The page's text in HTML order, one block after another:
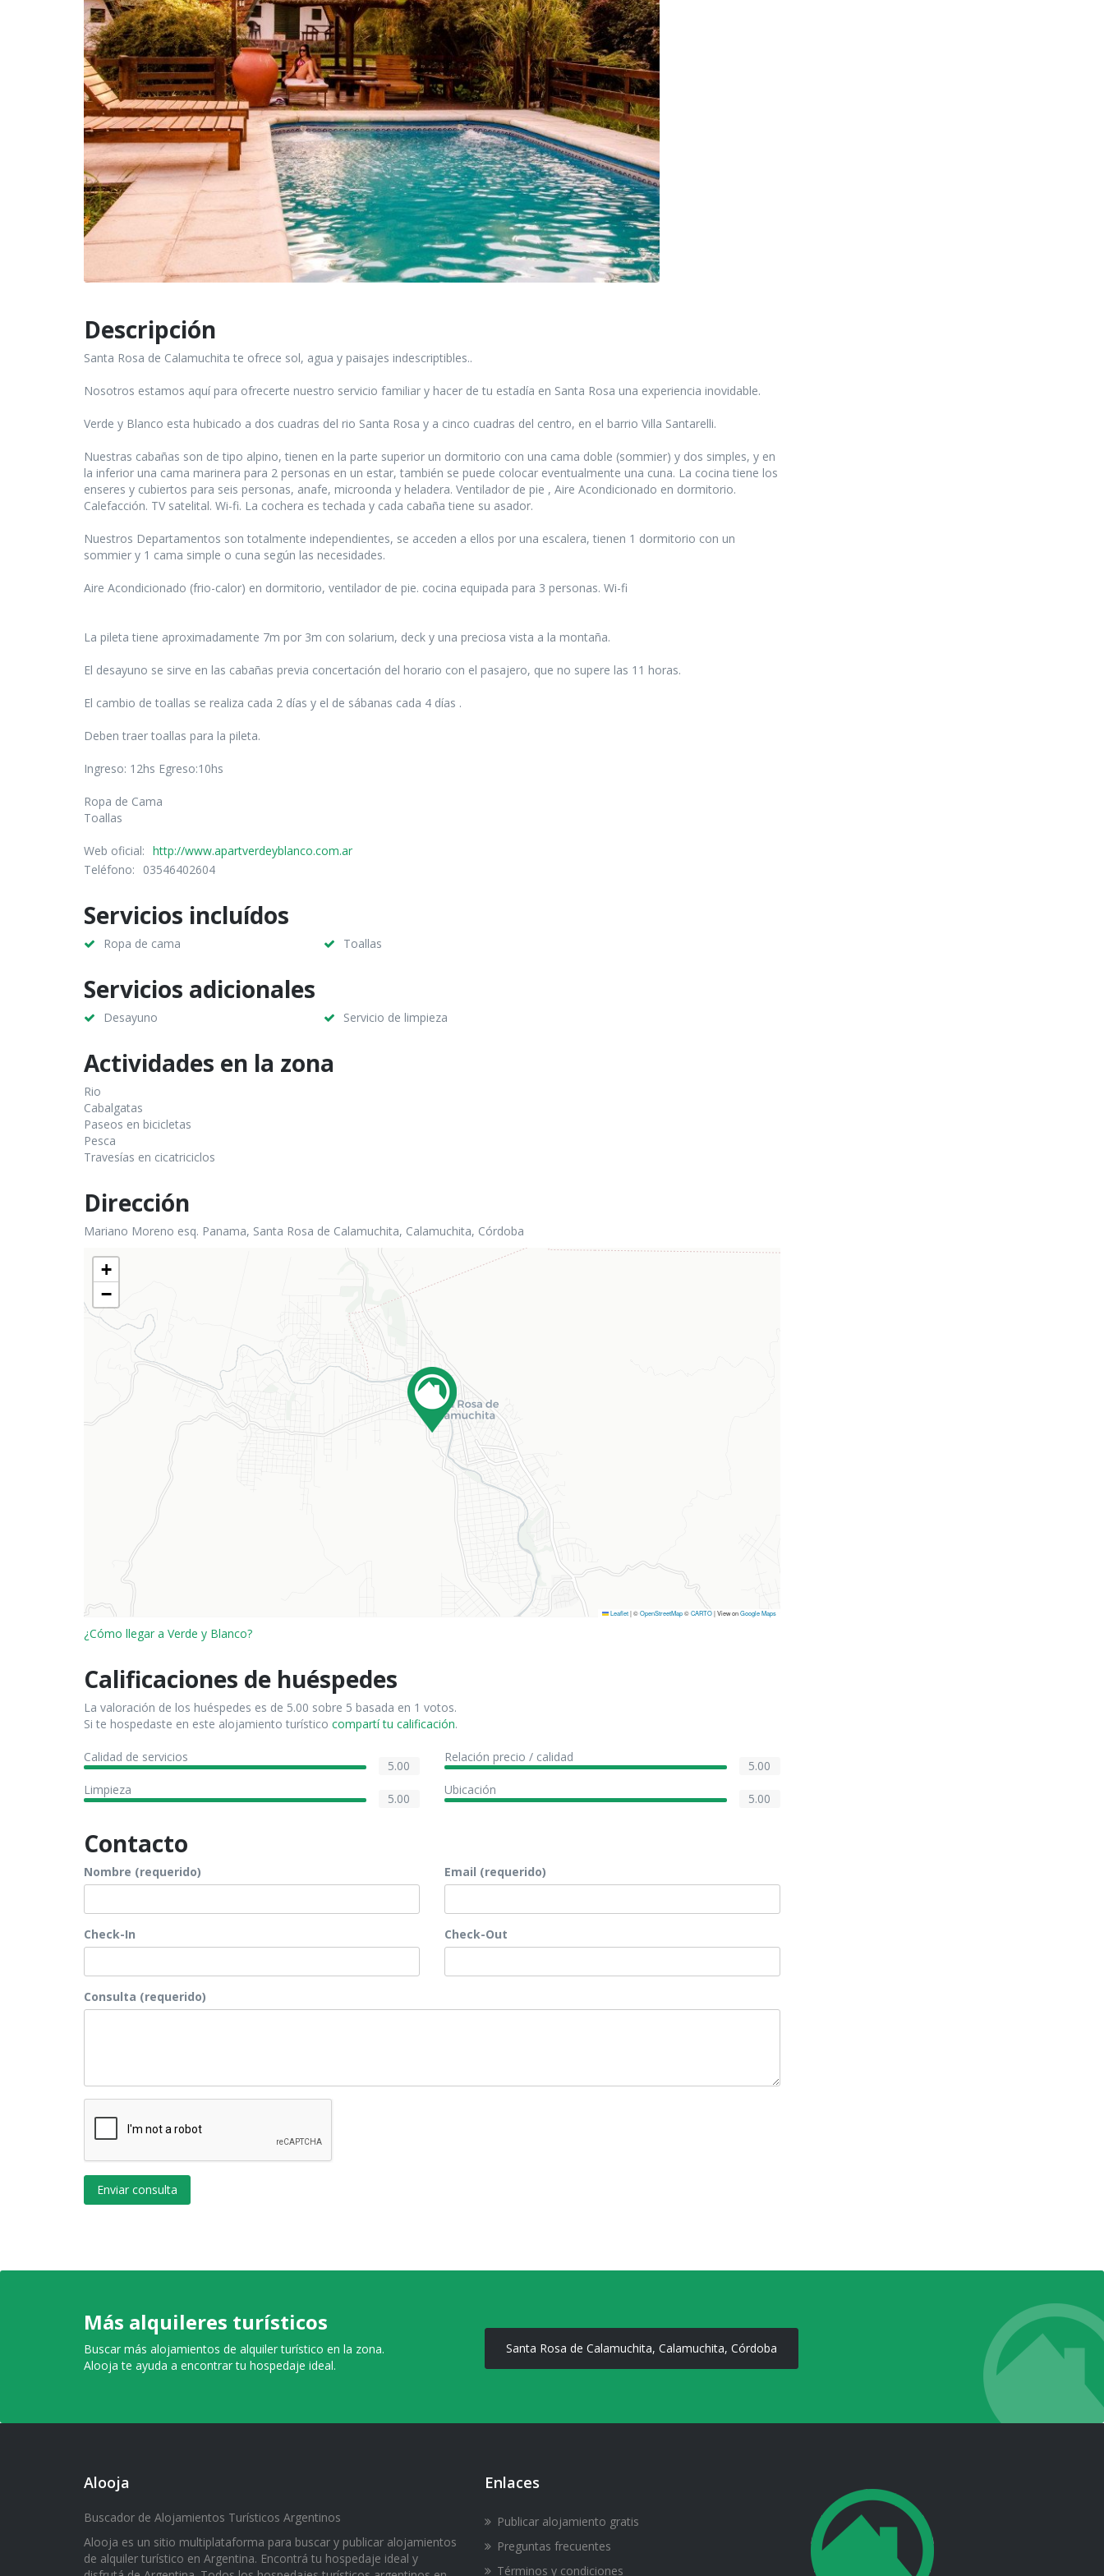
Descripción
Santa Rosa de Calamuchita te ofrece sol, agua y paisajes indescriptibles..
Nosotros estamos aquí para ofrecerte nuestro servicio familiar y hacer de tu estadía en Santa Rosa una experiencia inovidable.
Verde y Blanco esta hubicado a dos cuadras del rio Santa Rosa y a cinco cuadras del centro, en el barrio Villa Santarelli.
Nuestras cabañas son de tipo alpino, tienen en la parte superior un dormitorio con una cama doble (sommier) y dos simples, y en
la inferior una cama marinera para 2 personas en un estar, también se puede colocar eventualmente una cuna. La cocina tiene los
enseres y cubiertos para seis personas, anafe, microonda y heladera. Ventilador de pie , Aire Acondicionado en dormitorio.
Calefacción. TV satelital. Wi-fi. La cochera es techada y cada cabaña tiene su asador.
Nuestros Departamentos son totalmente independientes, se acceden a ellos por una escalera, tienen 1 dormitorio con un
sommier y 1 cama simple o cuna según las necesidades.
Aire Acondicionado (frio-calor) en dormitorio, ventilador de pie. cocina equipada para 3 personas. Wi-fi
La pileta tiene aproximadamente 7m por 3m con solarium, deck y una preciosa vista a la montaña.
El desayuno se sirve en las cabañas previa concertación del horario con el pasajero, que no supere las 11 horas.
El cambio de toallas se realiza cada 2 días y el de sábanas cada 4 días .
Deben traer toallas para la pileta.
Ingreso: 12hs Egreso:10hs
Ropa de Cama
Toallas
Web oficial: http://www.apartverdeyblanco.com.ar
Teléfono:
03546402604
Servicios incluídos
Ropa de cama Toallas
Servicios adicionales
Desayuno Servicio de limpieza
Actividades en la zona
Rio
Cabalgatas
Paseos en bicicletas
Pesca
Travesías en cicatriciclos
Dirección
Mariano Moreno esq. Panama, Santa Rosa de Calamuchita, Calamuchita, Córdoba
+
−
Leaflet |©OpenStreetMap©CARTO| View onGoogle Maps
¿Cómo llegar a Verde y Blanco?
Calificaciones de huéspedes
La valoración de los huéspedes es de 5.00 sobre 5 basada en 1 votos.
Si te hospedaste en este alojamiento turístico compartí tu calificación.
Calidad de servicios
5.00
Relación precio / calidad
5.00
Limpieza
5.00
Ubicación
5.00
Contacto
Nombre (requerido) Email (requerido)
Check-In Check-Out
Consulta (requerido)
Enviar consulta
Más alquileres turísticos
Buscar más alojamientos de alquiler turístico en la zona.
Alooja te ayuda a encontrar tu hospedaje ideal.
Santa Rosa de Calamuchita, Calamuchita, Córdoba
Alooja
Buscador de Alojamientos Turísticos Argentinos
Alooja es un sitio multiplataforma para buscar y publicar alojamientos
de alquiler turístico en Argentina. Encontrá tu hospedaje ideal y
Enlaces
Publicar alojamiento gratis
Preguntas frecuentes
Términos y condiciones